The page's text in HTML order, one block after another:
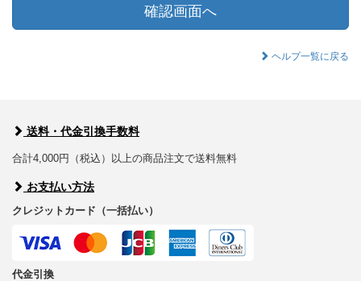
確認画面へ
ヘルプ一覧に戻る
送料・代金引換手数料
合計4,000円（税込）以上の商品注文で送料無料
お支払い方法
クレジットカード（一括払い）
代金引換